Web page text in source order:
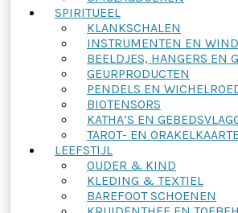
SPIRITUEEL
KLANKSCHALEN
INSTRUMENTEN EN
BEELDJES, HANGERS EN
GEURPRODUCTEN
PENDELS EN
BIOTENSORS
KATHA’S EN
TAROT- EN
LEEFSTIJL
OUDER & KIND
KLEDING & TEXTIEL
BAREFOOT SCHOENEN